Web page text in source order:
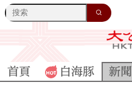
首頁 白海豚 新聞